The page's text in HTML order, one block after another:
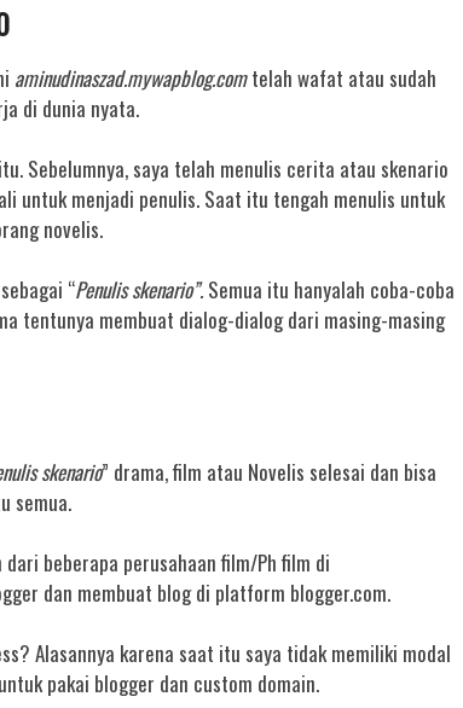
aminudinaszad.mywapblog.comtelah wafat atau sudah
di dunia nyata.
Sebelumnya, saya telah menulis cerita atau skenario
untuk menjadi penulis. Saat itu tengah menulis untuk
novelis.
“Penulis skenario”. Semua itu hanyalah coba-coba
tentunya membuat dialog-dialog dari masing-masing
skenario” drama, film atau Novelis selesai dan bisa
semua.
beberapa perusahaan film/Ph film di
dan membuat blog di platform blogger.com.
Alasannya karena saat itu saya tidak memiliki modal
pakai blogger dan custom domain.